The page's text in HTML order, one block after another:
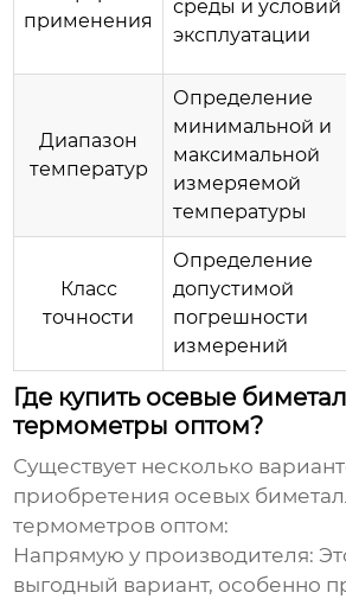
применения
среды и условий
эксплуатации
Диапазон
температур
Определение
минимальной и
максимальной
измеряемой
температуры
Класс
точности
Определение
допустимой
погрешности
измерений
Где купить осевые
термометры оптом?
Существует несколько
приобретения осевых
термометров оптом:
Напрямую у производителя:
выгодный вариант, особенно